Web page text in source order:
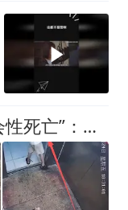
湖北电梯打人的宝妈已“社会性死亡”：名声没了，儿子也被牵连